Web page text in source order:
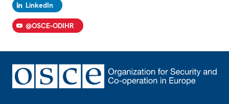
LinkedIn
@OSCE-ODIHR